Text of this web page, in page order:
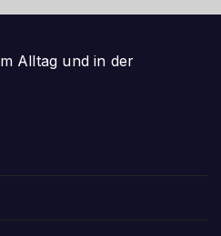
Alltag und in der